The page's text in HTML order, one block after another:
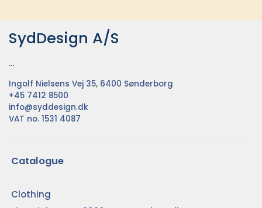
SydDesign A/S
...
Ingolf Nielsens Vej 35, 6400 Sønderborg
+45 7412 8500
info@syddesign.dk
VAT no. 1531 4087
Catalogue
Clothing